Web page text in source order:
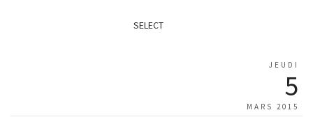
SELECT
JEUDI
5
MARS 2015